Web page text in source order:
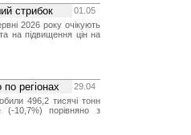
стрибок
01.05
2026 року очікують
на підвищення цін на
регіонах
29.04
496,2 тисячі тонн
10,7%) порівняно з